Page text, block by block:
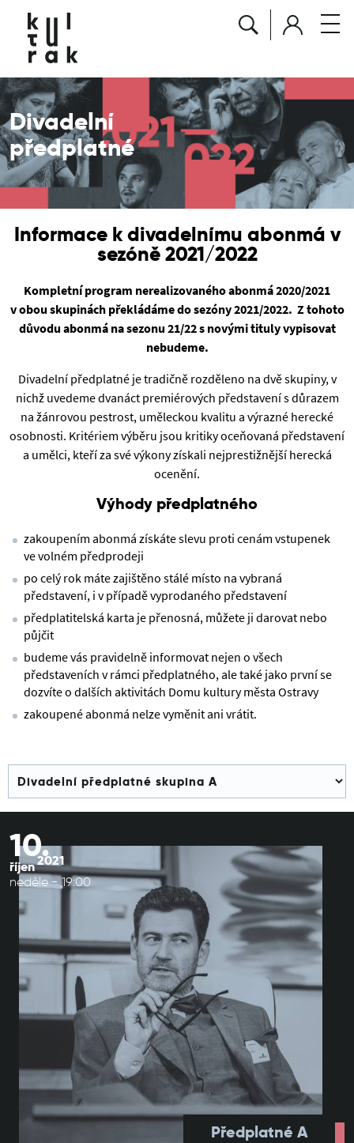
Divadelní
předplatné
Informace k divadelnímu abonmá v
sezóně 2021/2022
Kompletní program nerealizovaného abonmá 2020/2021
v obou skupinách překládáme do sezóny 2021/2022. Z tohoto
důvodu abonmá na sezonu 21/22 s novými tituly vypisovat
nebudeme.
Divadelní předplatné je tradičně rozděleno na dvě skupiny, v
nichž uvedeme dvanáct premiérových představení s důrazem
na žánrovou pestrost, uměleckou kvalitu a výrazné herecké
osobnosti. Kritériem výběru jsou kritiky oceňovaná představení
a umělci, kteří za své výkony získali nejprestižnější herecká
ocenění.
Výhody předplatného
zakoupením abonmá získáte slevu proti cenám vstupenek
ve volném předprodeji
po celý rok máte zajištěno stálé místo na vybraná
představení, i v případě vyprodaného představení
předplatitelská karta je přenosná, můžete ji darovat nebo
půjčit
budeme vás pravidelně informovat nejen o všech
představeních v rámci předplatného, ale také jako první se
dozvíte o dalších aktivitách Domu kultury města Ostravy
zakoupené abonmá nelze vyměnit ani vrátit.
10.
říjen2021
neděle - 19:00
Předplatné A